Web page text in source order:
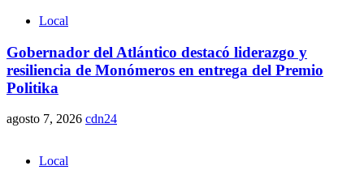
Local
Gobernador del Atlántico destacó liderazgo y
resiliencia de Monómeros en entrega del Premio
Politika
agosto 7, 2026 cdn24
Local